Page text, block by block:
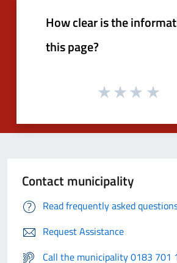
How clear is the
this page?
Contact municipality
Read frequently asked
Request Assistance
Call the municipality 0183 701